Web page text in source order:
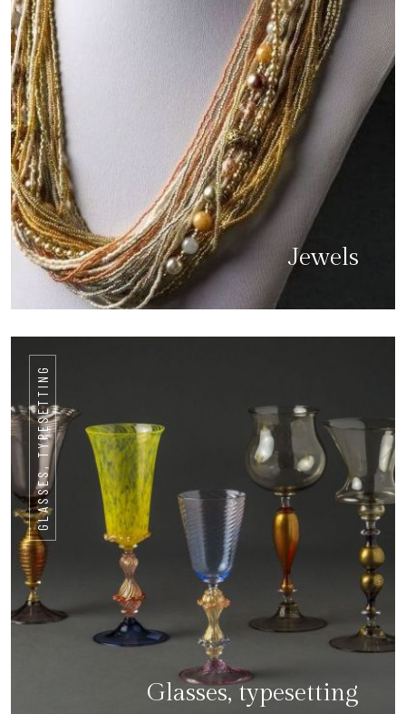
Jewels
GLASSES, TYPESETTING
Glasses, typesetting